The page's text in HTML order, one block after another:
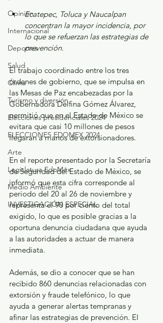
Opinión
Internacional
Deportes
Salud
Clima
Turismo y diversión
Elecciones presidenciales 2024
ELECCIONES EDOMEX 2024
Arte
Legislatura EdoMéx
Medio Ambiente
INVESTIGACIÓN ESPECIAL
Ecatepec, Toluca y Naucalpan
concentran la mayor incidencia, por
lo que se refuerzan las estrategias de
prevención.
El trabajo coordinado entre los tres
órdenes de gobierno, que se impulsa en
las Mesas de Paz encabezadas por la
Gobernadora Delfina Gómez Álvarez,
permitió que en el Estado de México se
evitara que casi 10 millones de pesos
llegaran a manos de extorsionadores.
En el reporte presentado por la Secretaría
de Seguridad del Estado de México, se
informó que esta cifra corresponde al
periodo del 20 al 26 de noviembre y
representa el 90 por ciento del total
exigido, lo que es posible gracias a la
oportuna denuncia ciudadana que ayuda
a las autoridades a actuar de manera
inmediata.
Además, se dio a conocer que se han
recibido 860 denuncias relacionadas con
extorsión y fraude telefónico, lo que
ayuda a generar alertas tempranas y
afinar las estrategias de prevención. El